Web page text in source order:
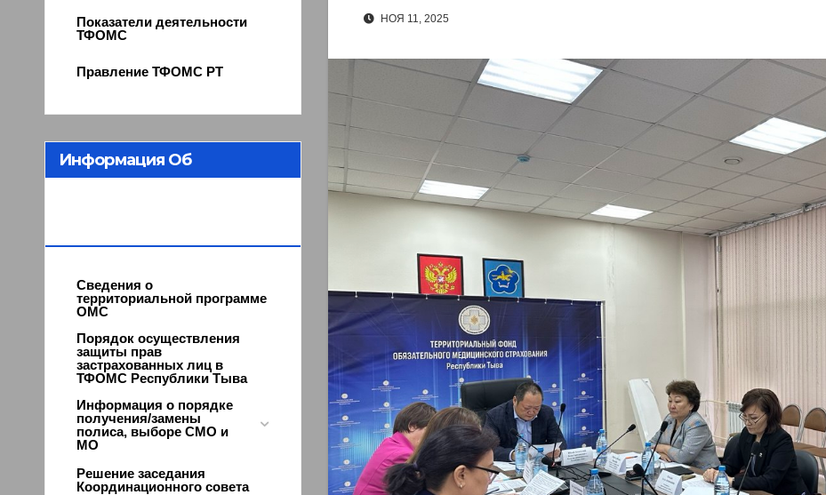
Показатели деятельности
ТФОМС
Правление ТФОМС РТ
Информация Об
Сведения о
территориальной программе
ОМС
Порядок осуществления
защиты прав
застрахованных лиц в
ТФОМС Республики Тыва
Информация о порядке
получения/замены
полиса, выборе СМО и
МО
Решение заседания
Координационного совета
НОЯ 11, 2025